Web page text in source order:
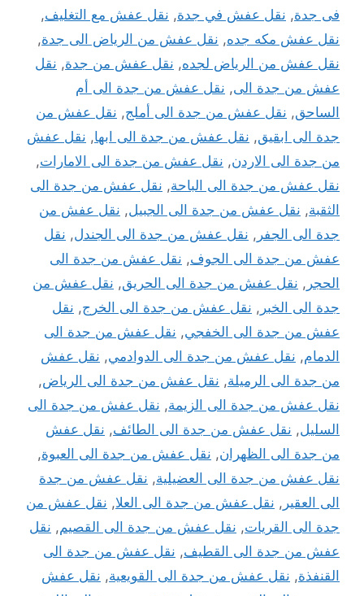
فى جدة, نقل عفش في جدة, نقل عفش مع التغليف,
نقل عفش مكه جده, نقل عفش من الرياض الى جدة,
نقل عفش من الرياض لجده, نقل عفش من جدة, نقل
عفش من جدة الى, نقل عفش من جدة الى أم
الساحق, نقل عفش من جدة الى أملج, نقل عفش من
جدة الى ابقيق, نقل عفش من جدة الى ابها, نقل عفش
من جدة الى الاردن, نقل عفش من جدة الى الامارات,
نقل عفش من جدة الى الباحة, نقل عفش من جدة الى
الثقبة, نقل عفش من جدة الى الجبيل, نقل عفش من
جدة الى الجفر , نقل عفش من جدة الى الجندل, نقل
عفش من جدة الى الجوف, نقل عفش من جدة الى
الحجر , نقل عفش من جدة الى الحريق, نقل عفش من
جدة الى الخبر , نقل عفش من جدة الى الخرج, نقل
عفش من جدة الى الخفجي, نقل عفش من جدة الى
الدمام, نقل عفش من جدة الى الدوادمي, نقل عفش
من جدة الى الرميلة, نقل عفش من جدة الى الرياض,
نقل عفش من جدة الى الزيمة, نقل عفش من جدة الى
السليل, نقل عفش من جدة الى الطائف, نقل عفش
من جدة الى الظهران, نقل عفش من جدة الى العبوة,
نقل عفش من جدة الى العضيلية, نقل عفش من جدة
الى العقير , نقل عفش من جدة الى العلا, نقل عفش من
جدة الى القريات, نقل عفش من جدة الى القصيم, نقل
عفش من جدة الى القطيف, نقل عفش من جدة الى
القنفذة, نقل عفش من جدة الى القويعية, نقل عفش